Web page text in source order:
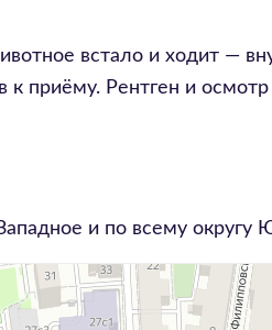
встало и ходит —
к приёму. Рентген и
и по всему округу